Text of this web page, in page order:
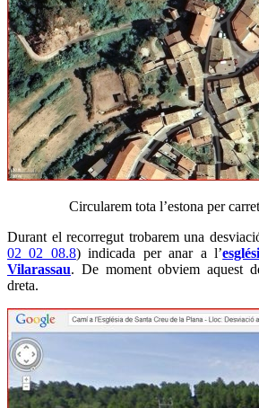
Circularem tota l’estona per
Durant el recorregut trobarem una
02 02 08.8) indicada per anar a l’
Vilarassau. De moment obviem aquest
dreta.